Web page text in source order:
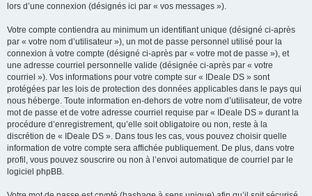
lors d’une connexion (désignés ici par « vos messages »).
Votre compte contiendra au minimum un identifiant unique (désigné ci-après
par « votre nom d’utilisateur »), un mot de passe personnel utilisé pour la
connexion à votre compte (désigné ci-après par « votre mot de passe »), et
une adresse courriel personnelle valide (désignée ci-après par « votre
courriel »). Vos informations pour votre compte sur « IDeale DS » sont
protégées par les lois de protection des données applicables dans le pays qui
nous héberge. Toute information en-dehors de votre nom d’utilisateur, de votre
mot de passe et de votre adresse courriel requise par « IDeale DS » durant la
procédure d’enregistrement, qu’elle soit obligatoire ou non, reste à la
discrétion de « IDeale DS ». Dans tous les cas, vous pouvez choisir quelle
information de votre compte sera affichée publiquement. De plus, dans votre
profil, vous pouvez souscrire ou non à l’envoi automatique de courriel par le
logiciel phpBB.